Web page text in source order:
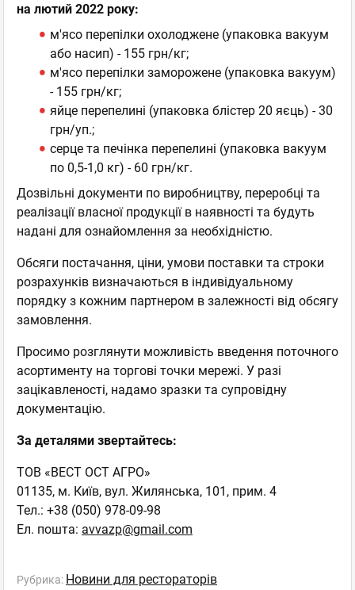
на лютий 2022 року:
м'ясо перепілки охолоджене (упаковка вакуум
або насип) - 155 грн/кг;
м'ясо перепілки заморожене (упаковка вакуум)
- 155 грн/кг;
яйце перепелині (упаковка блістер 20 яєць) - 30
грн/уп.;
серце та печінка перепелині (упаковка вакуум
по 0,5-1,0 кг) - 60 грн/кг.
Дозвільні документи по виробництву, переробці та
реалізації власної продукції в наявності та будуть
надані для ознайомлення за необхідністю.
Обсяги постачання, ціни, умови поставки та строки
розрахунків визначаються в індивідуальному
порядку з кожним партнером в залежності від обсягу
замовлення.
Просимо розглянути можливість введення поточного
асортименту на торгові точки мережі. У разі
зацікавленості, надамо зразки та супровідну
документацію.
За деталями звертайтесь:
ТОВ «ВЕСТ ОСТ АГРО»
01135, м. Київ, вул. Жилянська, 101, прим. 4
Тел.: +38 (050) 978-09-98
Ел. пошта: avvazp@gmail.com
Рубрика: Новини для рестораторів